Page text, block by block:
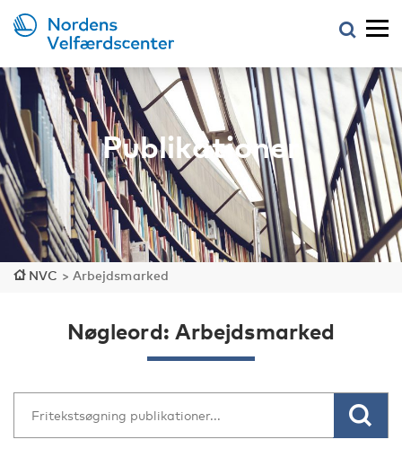
Publikationer
NVC > Arbejdsmarked
Nøgleord: Arbejdsmarked